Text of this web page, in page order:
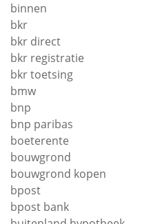
binnen
bkr
bkr direct
bkr registratie
bkr toetsing
bmw
bnp
bnp paribas
boeterente
bouwgrond
bouwgrond kopen
bpost
bpost bank